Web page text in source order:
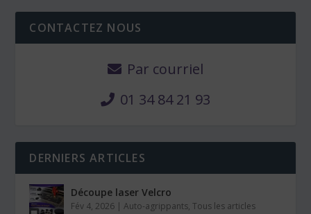
CONTACTEZ NOUS
Par courriel
01 34 84 21 93
DERNIERS ARTICLES
Découpe laser Velcro
Fév 4, 2026 |Auto-agrippants,Tous les articles